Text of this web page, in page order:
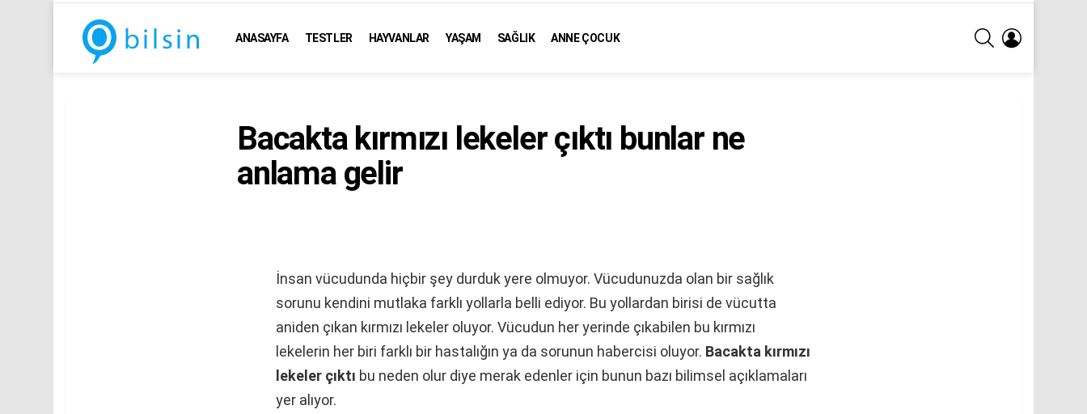
ANASAYFA TESTLER HAYVANLAR YAŞAM SAĞLIK ANNE ÇOCUK
ARA
Bacakta kırmızı lekeler çıktı bunlar ne
anlama gelir
İnsan vücudunda hiçbir şey durduk yere olmuyor. Vücudunuzda olan bir sağlık
sorunu kendini mutlaka farklı yollarla belli ediyor. Bu yollardan birisi de vücutta
aniden çıkan kırmızı lekeler oluyor. Vücudun her yerinde çıkabilen bu kırmızı
lekelerin her biri farklı bir hastalığın ya da sorunun habercisi oluyor. Bacakta kırmızı
lekeler çıktı bu neden olur diye merak edenler için bunun bazı bilimsel açıklamaları
yer alıyor.